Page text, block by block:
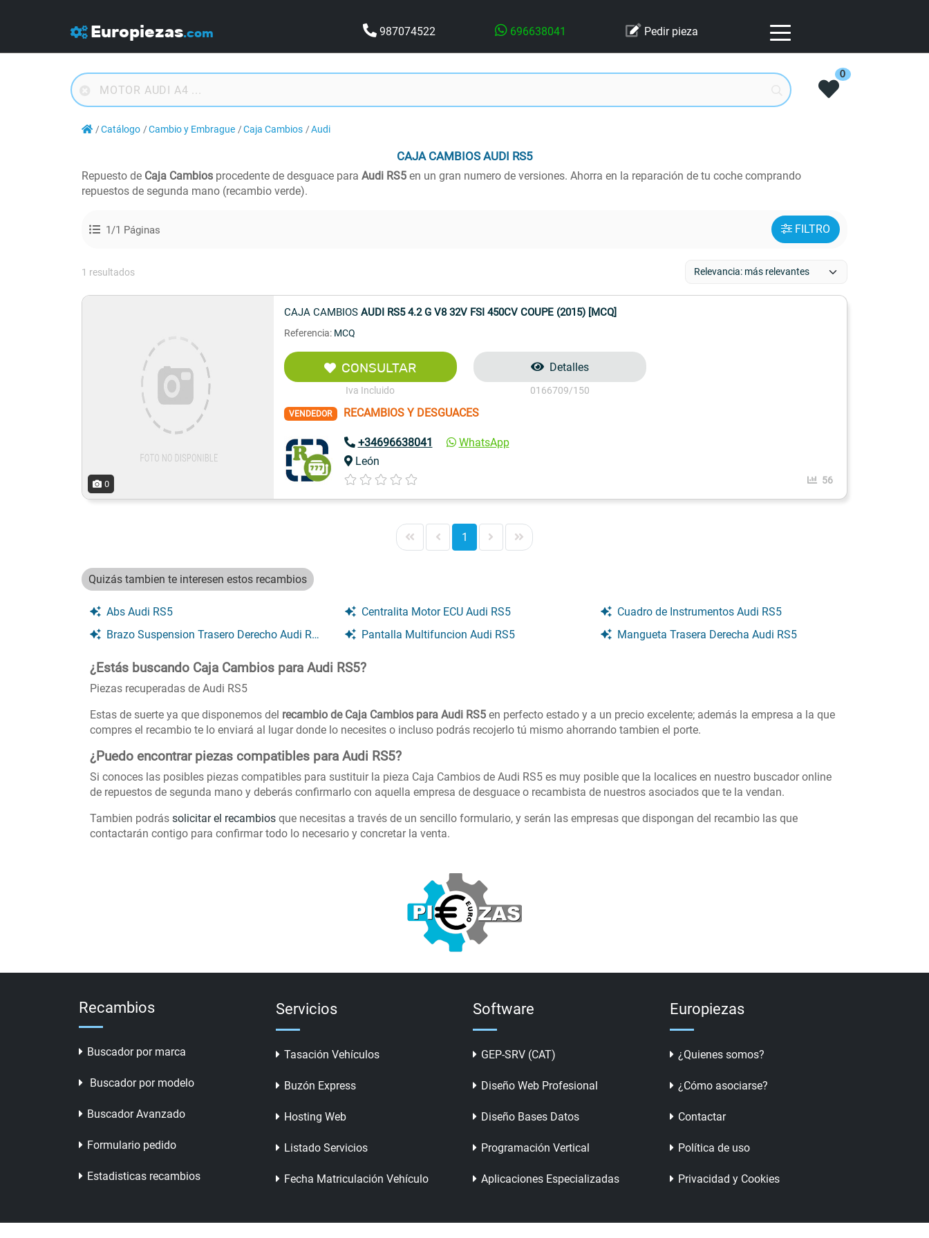
Europiezas.com 987074522 696638041 Pedir pieza
0
Catálogo Cambio y Embrague Caja Cambios Audi
CAJA CAMBIOSAUDI RS5
Repuesto de Caja Cambios procedente de desguace para Audi RS5 en un gran numero de versiones. Ahorra en la reparación de tu coche comprando
repuestos de segunda mano (recambio verde).
1/1 Páginas FILTRO
1 resultados
0
CAJA CAMBIOS AUDI RS5 4.2 G V8 32V FSI 450CV COUPE (2015) [MCQ]
Referencia: MCQ
CONSULTAR
Iva Incluido
Detalles
0166709/150
VENDEDOR RECAMBIOS Y DESGUACES
+34696638041
WhatsApp
León
56
1
Quizás tambien te interesen estos recambios
Abs Audi RS5 Centralita Motor ECU Audi RS5
Cuadro de Instrumentos Audi RS5
Brazo Suspension Trasero Derecho Audi RS5
Pantalla Multifuncion Audi RS5 Mangueta Trasera Derecha Audi RS5
¿Estás buscando Caja Cambios para Audi RS5?
Piezas recuperadas de Audi RS5
Estas de suerte ya que disponemos del recambio de Caja Cambios para Audi RS5 en perfecto estado y a un precio excelente; además la empresa a la que
compres el recambio te lo enviará al lugar donde lo necesites o incluso podrás recojerlo tú mismo ahorrando tambien el porte.
¿Puedo encontrar piezas compatibles para Audi RS5?
Si conoces las posibles piezas compatibles para sustituir la pieza Caja Cambios de Audi RS5 es muy posible que la localices en nuestro buscador online
de repuestos de segunda mano y deberás confirmarlo con aquella empresa de desguace o recambista de nuestros asociados que te la vendan.
Tambien podrás solicitar el recambios que necesitas a través de un sencillo formulario, y serán las empresas que dispongan del recambio las que
contactarán contigo para confirmar todo lo necesario y concretar la venta.
Recambios
Buscador por marca
Buscador por modelo
Buscador Avanzado
Formulario pedido
Estadisticas recambios
Servicios
Tasación Vehículos
Buzón Express
Hosting Web
Listado Servicios
Fecha Matriculación Vehículo
Software
GEP-SRV (CAT)
Diseño Web Profesional
Diseño Bases Datos
Programación Vertical
Aplicaciones Especializadas
Europiezas
¿Quienes somos?
¿Cómo asociarse?
Contactar
Política de uso
Privacidad y Cookies